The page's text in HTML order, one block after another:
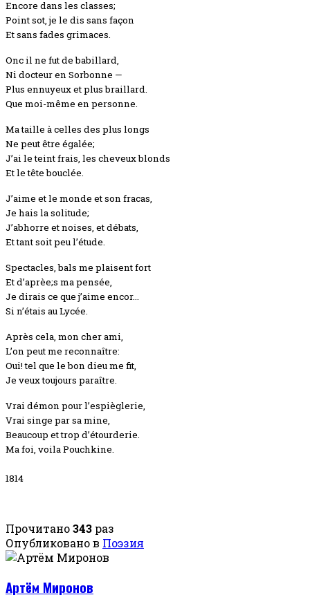
Encore dans les classes;
Point sot, je le dis sans façon
Et sans fades grimaces.
Onc il ne fut de babillard,
Ni docteur en Sorbonne —
Plus ennuyeux et plus braillard.
Que moi-même en personne.
Ma taille à celles des plus longs
Ne peut être égalée;
J’ai le teint frais, les cheveux blonds
Et le tête bouclée.
J’aime et le monde et son fracas,
Je hais la solitude;
J’abhorre et noises, et débats,
Et tant soit peu l’étude.
Spectacles, bals me plaisent fort
Et d’aprèe;s ma pensée,
Je dirais ce que j’aime encor…
Si n’étais au Lycée.
Après cela, mon cher ami,
L’on peut me reconnaître:
Oui! tel que le bon dieu me fit,
Je veux toujours paraître.
Vrai démon pour l’espièglerie,
Vrai singe par sa mine,
Beaucoup et trop d’étourderie.
Ma foi, voila Pouchkine.
1814
Прочитано343 раз
Опубликовано в Поэзия
Артём Миронов